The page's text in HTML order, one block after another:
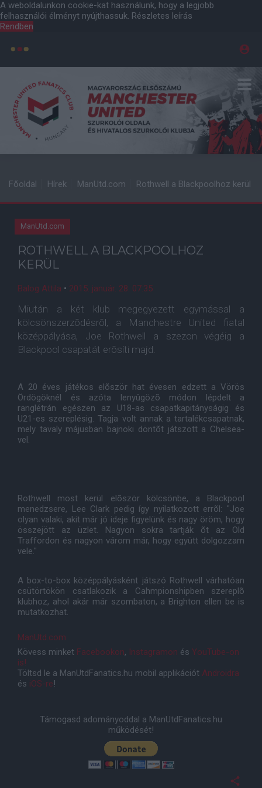
A weboldalunkon cookie-kat használunk, hogy a legjobb
felhasználói élményt nyújthassuk. Részletes leírás
Rendben
Főoldal Hírek ManUtd.com Rothwell a Blackpoolhoz kerül
ManUtd.com
ROTHWELL A BLACKPOOLHOZ
KERÜL
Balog Attila • 2015. január. 28. 07:35
Miután a két klub megegyezett egymással a
kölcsönszerzõdésrõl, a Manchestre United fiatal
középpályása, Joe Rothwell a szezon végéig a
Blackpool csapatát erõsíti majd.
A 20 éves játékos elõször hat évesen edzett a Vörös
Ördögöknél és azóta lenyûgözõ módon lépdelt a
ranglétrán egészen az U18-as csapatkapitányságig és
U21-es szereplésig. Tagja volt annak a tartalékcsapatnak,
mely tavaly májusban bajnoki döntõt játszott a Chelsea-
vel.
Rothwell most kerül elõször kölcsönbe, a Blackpool
menedzsere, Lee Clark pedig így nyilatkozott errõl: "Joe
olyan valaki, akit már jó ideje figyelünk és nagy öröm, hogy
összejött az üzlet. Nagyon sokra tartják õt az Old
Traffordon és nagyon várom már, hogy együtt dolgozzam
vele."
A box-to-box középpályásként játszó Rothwell várhatóan
csütörtökön csatlakozik a Cahmpionshipben szereplõ
klubhoz, ahol akár már szombaton, a Brighton ellen be is
mutatkozhat.
ManUtd.com
Kövess minket Facebookon, Instagramon és YouTube-on
is!
Töltsd le a ManUtdFanatics.hu mobil applikációt Androidra
és iOS-re!
Támogasd adományoddal a ManUtdFanatics.hu
működését!